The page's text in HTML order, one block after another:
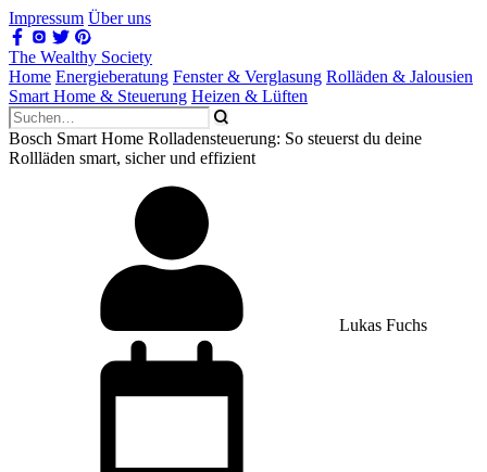
Impressum Über uns
The Wealthy Society
Home Energieberatung Fenster & Verglasung Rolläden & Jalousien
Smart Home & Steuerung Heizen & Lüften
Bosch Smart Home Rolladensteuerung: So steuerst du deine
Rollläden smart, sicher und effizient
Lukas Fuchs